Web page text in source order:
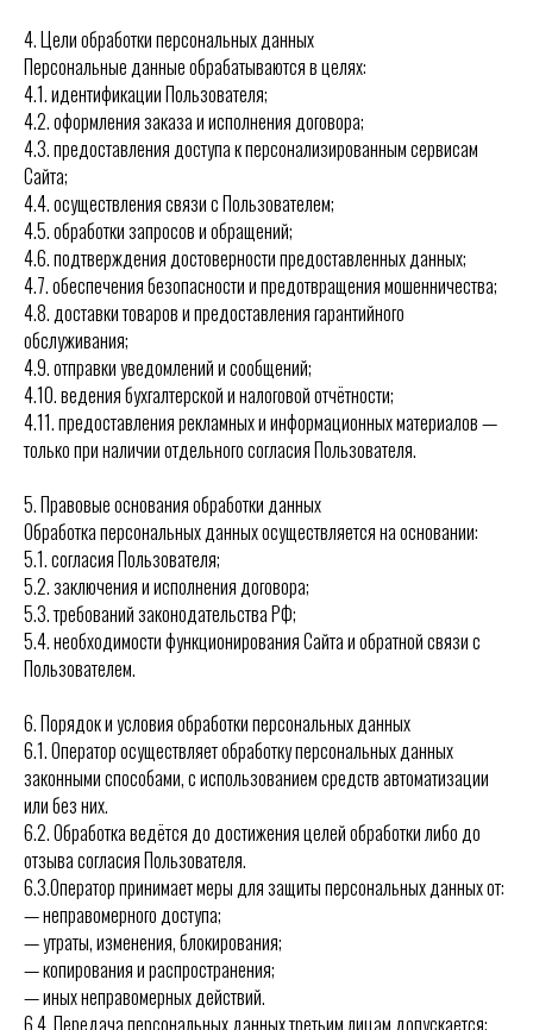
4. Цели обработки персональных данных
Персональные данные обрабатываются в целях:
4.1. идентификации Пользователя;
4.2. оформления заказа и исполнения договора;
4.3. предоставления доступа к персонализированным сервисам
Сайта;
4.4. осуществления связи с Пользователем;
4.5. обработки запросов и обращений;
4.6. подтверждения достоверности предоставленных данных;
4.7. обеспечения безопасности и предотвращения мошенничества;
4.8. доставки товаров и предоставления гарантийного
обслуживания;
4.9. отправки уведомлений и сообщений;
4.10. ведения бухгалтерской и налоговой отчётности;
4.11. предоставления рекламных и информационных материалов —
только при наличии отдельного согласия Пользователя.
5. Правовые основания обработки данных
Обработка персональных данных осуществляется на основании:
5.1. согласия Пользователя;
5.2. заключения и исполнения договора;
5.3. требований законодательства РФ;
5.4. необходимости функционирования Сайта и обратной связи с
Пользователем.
6. Порядок и условия обработки персональных данных
6.1. Оператор осуществляет обработку персональных данных
законными способами, с использованием средств автоматизации
или без них.
6.2. Обработка ведётся до достижения целей обработки либо до
отзыва согласия Пользователя.
6.3.Оператор принимает меры для защиты персональных данных от:
— неправомерного доступа;
— утраты, изменения, блокирования;
— копирования и распространения;
— иных неправомерных действий.
6.4. Передача персональных данных третьим лицам допускается: